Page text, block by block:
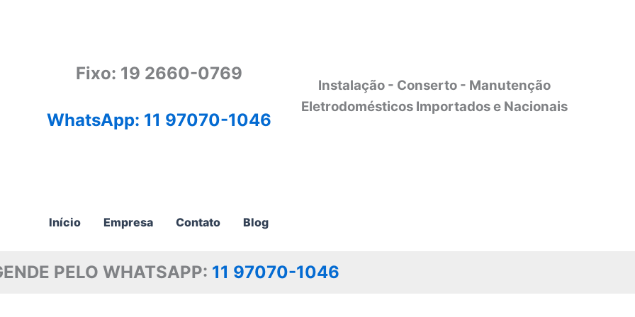
Fixo: 19 2660-0769
WhatsApp: 11 97070-1046
Instalação - Conserto - Manutenção
Eletrodomésticos Importados e Nacionais
Início Empresa Contato Blog
PELO WHATSAPP: 11 97070-1046